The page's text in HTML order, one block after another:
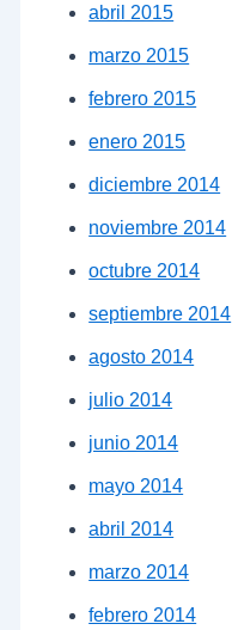
abril 2015
marzo 2015
febrero 2015
enero 2015
diciembre 2014
noviembre 2014
octubre 2014
septiembre 2014
agosto 2014
julio 2014
junio 2014
mayo 2014
abril 2014
marzo 2014
febrero 2014